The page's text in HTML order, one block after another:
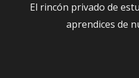
El rincón privado de
aprendices de